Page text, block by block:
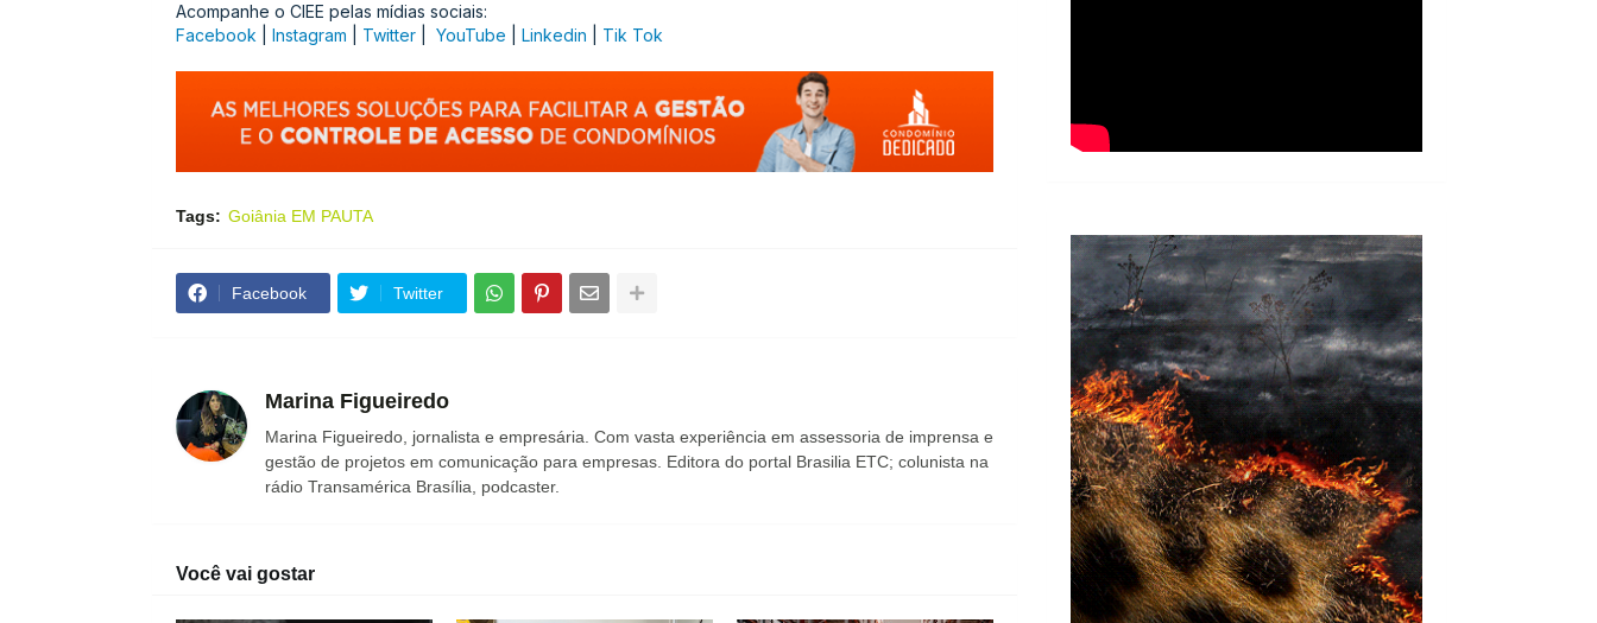
Acompanhe o CIEE pelas mídias sociais:
Facebook
Instagram Twitter| YouTube Linkedin Tik Tok
Tags: Goiânia EM PAUTA
Facebook Twitter
Marina Figueiredo
Marina Figueiredo, jornalista e empresária. Com vasta experiência em assessoria de imprensa e
gestão de projetos em comunicação para empresas. Editora do portal Brasilia ETC; colunista na
rádio Transamérica Brasília, podcaster.
Você vai gostar